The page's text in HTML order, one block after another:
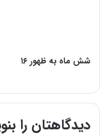
شش ماه به ظهور ۱۶
دیدگاهتان را